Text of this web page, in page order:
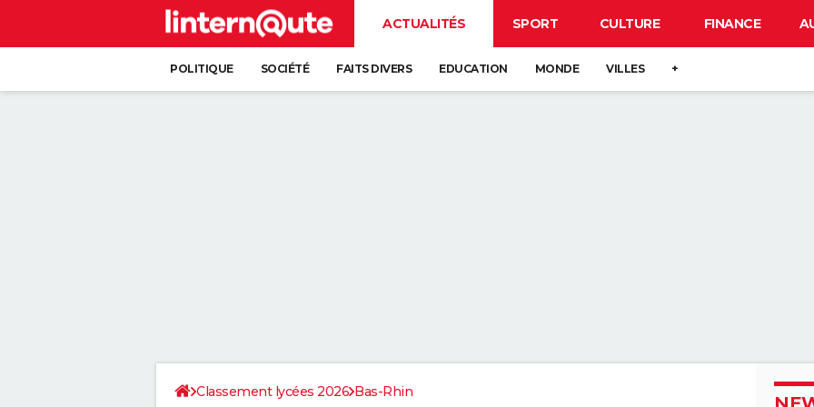
ACTUALITÉS SPORT CULTURE FINANCE
POLITIQUE SOCIÉTÉ FAITS DIVERS EDUCATION MONDE VILLES +
Classement lycées 2026 Bas-Rhin